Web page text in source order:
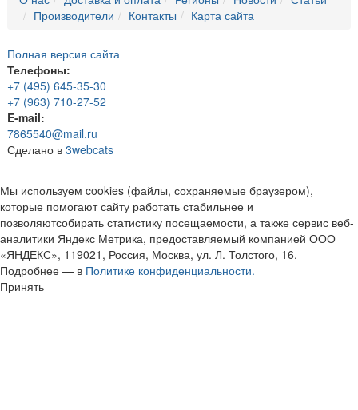
Производители
Контакты Карта сайта
Полная версия сайта
Телефоны:
+7 (495) 645-35-30
+7 (963) 710-27-52
E-mail:
7865540@mail.ru
Сделано в 3webcats
Мы используем cookies (файлы, сохраняемые браузером),
которые помогают сайту работать стабильнее и
позволяютсобирать статистику посещаемости, а также сервис веб-
аналитики Яндекс Метрика, предоставляемый компанией ООО
«ЯНДЕКС», 119021, Россия, Москва, ул. Л. Толстого, 16.
Подробнее — в Политике конфиденциальности.
Принять